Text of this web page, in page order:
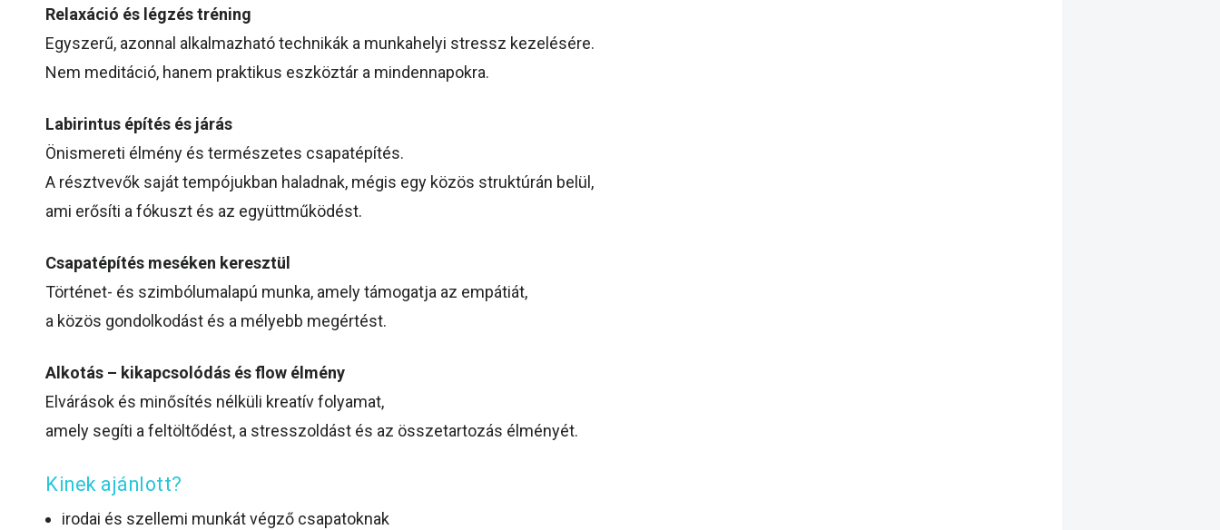
Relaxáció és légzés tréning
Egyszerű, azonnal alkalmazható technikák a munkahelyi stressz kezelésére.
Nem meditáció, hanem praktikus eszköztár a mindennapokra.
Labirintus építés és járás
Önismereti élmény és természetes csapatépítés.
A résztvevők saját tempójukban haladnak, mégis egy közös struktúrán belül,
ami erősíti a fókuszt és az együttműködést.
Csapatépítés meséken keresztül
Történet- és szimbólumalapú munka, amely támogatja az empátiát,
a közös gondolkodást és a mélyebb megértést.
Alkotás – kikapcsolódás és flow élmény
Elvárások és minősítés nélküli kreatív folyamat,
amely segíti a feltöltődést, a stresszoldást és az összetartozás élményét.
Kinek ajánlott?
irodai és szellemi munkát végző csapatoknak